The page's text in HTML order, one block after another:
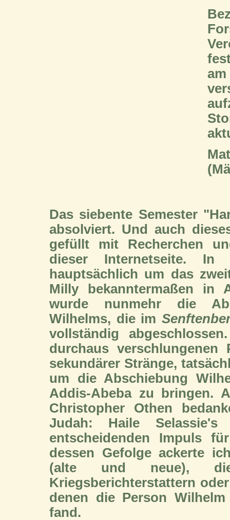
Das siebente Semester
absolviert. Und auch
gefüllt mit Recherchen
dieser Internetseite.
hauptsächlich um das
Milly bekanntermaßen in
wurde nunmehr die
Wilhelms, die im
vollständig
durchaus
sekundärer Stränge,
um die Abschiebung
Addis-Abeba zu bringen.
Christopher Othen
Judah: Haile
entscheidenden Impuls
dessen Gefolge ackerte
(alte und neue),
Kriegsberichterstattern
denen die Person
fand.